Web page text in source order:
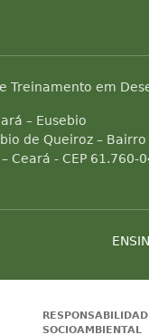
Treinamento em
– Eusebio
de Queiroz –
Ceará - CEP 61.760-
SOCIOAMBIENTAL